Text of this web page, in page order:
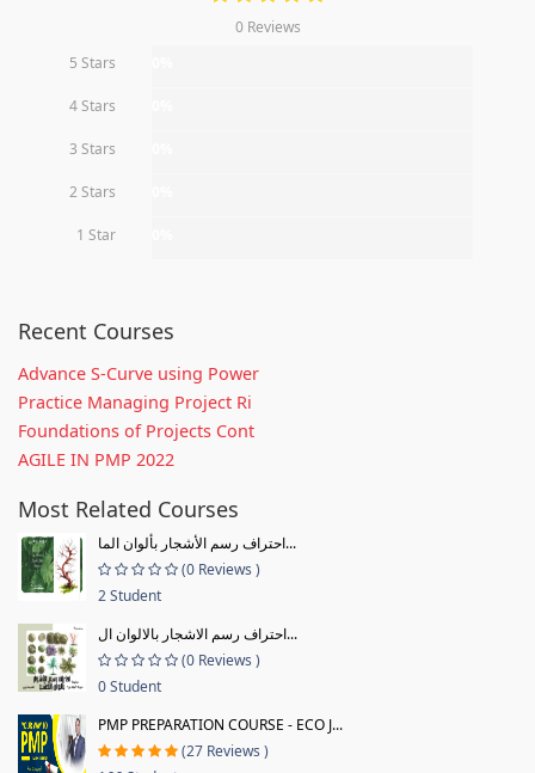
0 Reviews
5 Stars
4 Stars
3 Stars
2 Stars
1 Star
Recent Courses
Advance S-Curve using Power
Practice Managing Project Ri
Foundations of Projects Cont
AGILE IN PMP 2022
Most Related Courses
احتراف رسم الأشجار بألوان الما...
(0 Reviews )
2 Student
احتراف رسم الاشجار بالالوان ال...
(0 Reviews )
0 Student
PMP PREPARATION COURSE - ECO J...
(27 Reviews )